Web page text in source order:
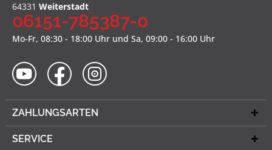
64331 Weiterstadt
06151-785387-0
Mo-Fr, 08:30 - 18:00 Uhr und Sa, 09:00 - 16:00 Uhr
ZAHLUNGSARTEN
SERVICE